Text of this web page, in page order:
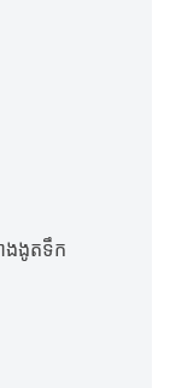
ងងូតទឹក